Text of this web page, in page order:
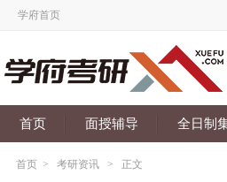
学府首页
首页 面授辅导 全日制
首页 > 考研资讯 > 正文